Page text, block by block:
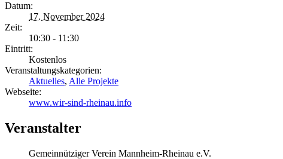
Datum:
17. November 2024
Zeit:
10:30 - 11:30
Eintritt:
Kostenlos
Veranstaltungskategorien:
Aktuelles, Alle Projekte
Webseite:
www.wir-sind-rheinau.info
Veranstalter
Gemeinnütziger Verein Mannheim-Rheinau e.V.